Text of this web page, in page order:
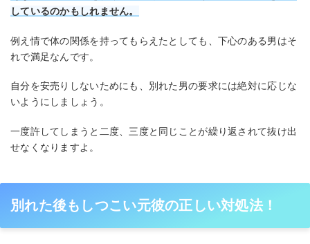
しているのかもしれません。
例え情で体の関係を持ってもらえたとしても、下心のある男はそ
れで満足なんです。
自分を安売りしないためにも、別れた男の要求には絶対に応じな
いようにしましょう。
一度許してしまうと二度、三度と同じことが繰り返されて抜け出
せなくなりますよ。
別れた後もしつこい元彼の正しい対処法！